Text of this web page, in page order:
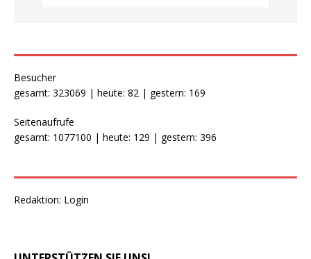
Besucher
gesamt: 323069 | heute: 82 | gestern: 169
Seitenaufrufe
gesamt: 1077100 | heute: 129 | gestern: 396
Redaktion: Login